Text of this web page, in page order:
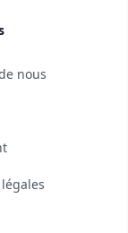
nous